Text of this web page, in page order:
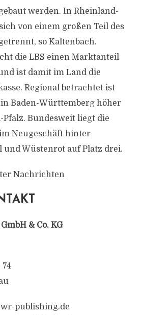
werden. In Rheinland-
von einem großen Teil des
so Kaltenbach.
die LBS einen Marktanteil
ist damit im Land die
Regional betrachtet ist
Baden-Württemberg höher
Pfalz. Bundesweit liegt die
Neugeschäft hinter
und Wüstenrot auf Platz drei.
Nachrichten
& Co. KG
publishing.de